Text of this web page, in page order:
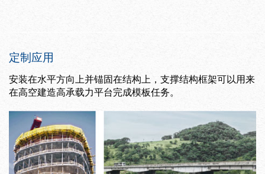
定制应用
安装在水平方向上并锚固在结构上，支撑结构框架可以用来
在高空建造高承载力平台完成模板任务。